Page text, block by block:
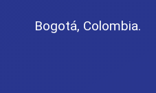
Bogotá, Colombia.